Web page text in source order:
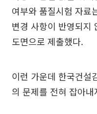
여부와 품질시험 자료
변경 사항이 반영되지
도면으로 제출했다.
이런 가운데 한국건설
의 문제를 전혀 잡아내